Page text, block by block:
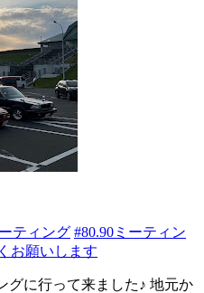
ティング #80.90ミーティン
お願いします
グに行って来ました♪ 地元か